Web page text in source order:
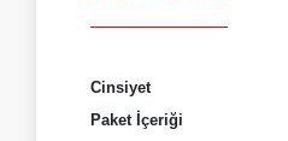
Cinsiyet
Paket İçeriği